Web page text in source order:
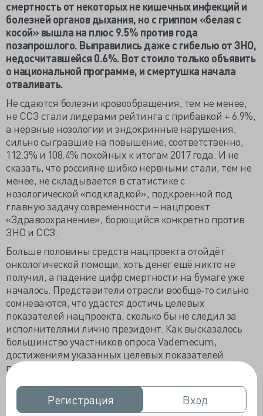
Регистрация
Регистрация Вход
Вход
смертность от некоторых не кишечных инфекций и
болезней органов дыхания, но с гриппом «белая с
косой» вышла на плюс 9.5% против года
позапрошлого. Выправились даже с гибелью от ЗНО,
недосчитавшейся 0.6%. Вот стоило только объявить
о национальной программе, и смертушка начала
отваливать.
Не сдаются болезни кровообращения, тем не менее,
не ССЗ стали лидерами рейтинга с прибавкой + 6.9%,
а нервные нозологии и эндокринные нарушения,
сильно сыгравшие на повышение, соответственно,
112.3% и 108.4% покойных к итогам 2017 года. И не
сказать, что россияне шибко нервными стали, тем не
менее, не складывается в статистике с
нозологической «подкладкой», подкроенной под
главную задачу современности – нацпроект
«Здравоохранение», борющийся конкретно против
ЗНО и ССЗ.
Больше половины средств нацпроекта отойдёт
онкологической помощи, хоть денег ещё никто не
получил, а падение цифр смертности на бумаге уже
началось. Представители отрасли вообще-то сильно
сомневаются, что удастся достичь целевых
показателей нацпроекта, сколько бы не следил за
исполнителями лично президент. Как высказалось
большинство участников опроса Vademecum,
достижениям указанных целевых показателей
помешают коррупция и некомпетентность
чиновников.
Свежий пример благоглупости - государственный
фонд инвестировал 305 млн бюджетных рублей в